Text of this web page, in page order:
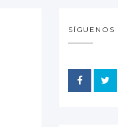
SÍGUENOS